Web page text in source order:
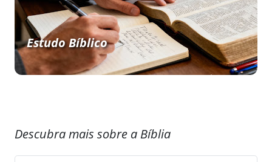
Estudo Bíblico
Descubra mais sobre a Bíblia